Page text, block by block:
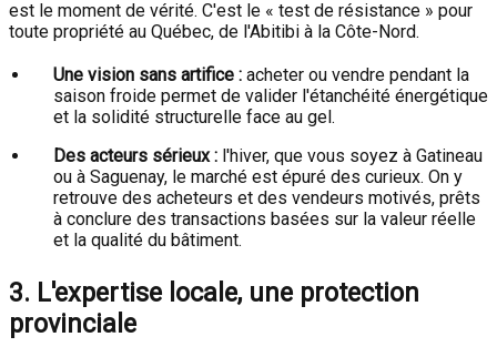
est le moment de vérité. C'est le « test de résistance » pour
toute propriété au Québec, de l'Abitibi à la Côte-Nord.
Une vision sans artifice : acheter ou vendre pendant la
saison froide permet de valider l'étanchéité énergétique
et la solidité structurelle face au gel.
Des acteurs sérieux : l'hiver, que vous soyez à Gatineau
ou à Saguenay, le marché est épuré des curieux. On y
retrouve des acheteurs et des vendeurs motivés, prêts
à conclure des transactions basées sur la valeur réelle
et la qualité du bâtiment.
3. L'expertise locale, une protection
provinciale